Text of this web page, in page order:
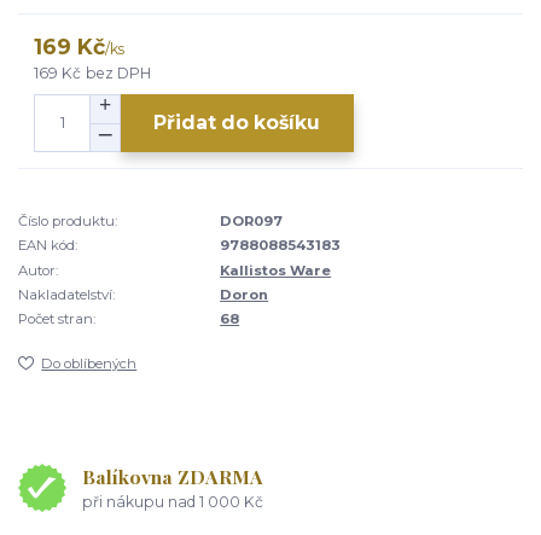
169 Kč/ks
169 Kč bez DPH
Přidat do košíku
Číslo produktu:
DOR097
EAN kód:
9788088543183
Autor:
Kallistos Ware
Nakladatelství:
Doron
Počet stran:
68
Do oblíbených
Balíkovna ZDARMA
při nákupu nad 1 000 Kč